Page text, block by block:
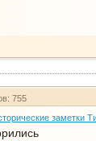
755
заметки